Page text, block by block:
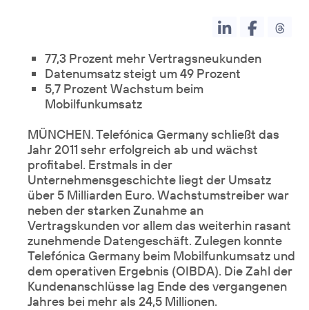
77,3 Prozent mehr Vertragsneukunden
Datenumsatz steigt um 49 Prozent
5,7 Prozent Wachstum beim
Mobilfunkumsatz
MÜNCHEN. Telefónica Germany schließt das
Jahr 2011 sehr erfolgreich ab und wächst
profitabel. Erstmals in der
Unternehmensgeschichte liegt der Umsatz
über 5 Milliarden Euro. Wachstumstreiber war
neben der starken Zunahme an
Vertragskunden vor allem das weiterhin rasant
zunehmende Datengeschäft. Zulegen konnte
Telefónica Germany beim Mobilfunkumsatz und
dem operativen Ergebnis (OIBDA). Die Zahl der
Kundenanschlüsse lag Ende des vergangenen
Jahres bei mehr als 24,5 Millionen.